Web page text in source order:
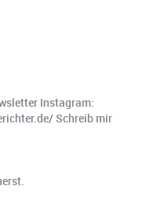
Instagram:
Schreib mir